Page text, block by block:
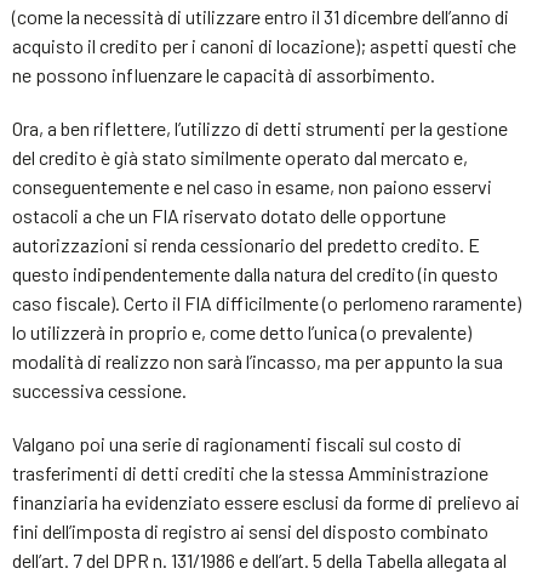
(come la necessità di utilizzare entro il 31 dicembre dell’anno di
acquisto il credito per i canoni di locazione); aspetti questi che
ne possono influenzare le capacità di assorbimento.
Ora, a ben riflettere, l’utilizzo di detti strumenti per la gestione
del credito è già stato similmente operato dal mercato e,
conseguentemente e nel caso in esame, non paiono esservi
ostacoli a che un FIA riservato dotato delle opportune
autorizzazioni si renda cessionario del predetto credito. E
questo indipendentemente dalla natura del credito (in questo
caso fiscale). Certo il FIA difficilmente (o perlomeno raramente)
lo utilizzerà in proprio e, come detto l’unica (o prevalente)
modalità di realizzo non sarà l’incasso, ma per appunto la sua
successiva cessione.
Valgano poi una serie di ragionamenti fiscali sul costo di
trasferimenti di detti crediti che la stessa Amministrazione
finanziaria ha evidenziato essere esclusi da forme di prelievo ai
fini dell’imposta di registro ai sensi del disposto combinato
dell’art. 7 del DPR n. 131/1986 e dell’art. 5 della Tabella allegata al